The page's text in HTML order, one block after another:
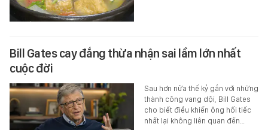
Bill Gates cay đắng thừa nhận sai lầm lớn nhất
cuộc đời
Sau hơn nửa thế kỷ gắn với những
thành công vang dội, Bill Gates
cho biết điều khiến ông hối tiếc
nhất lại không liên quan đến…